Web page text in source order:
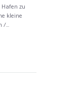
zu
kleine
/...